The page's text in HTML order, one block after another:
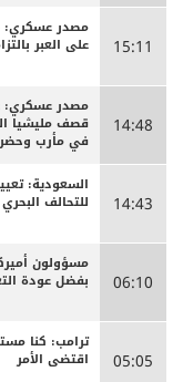
15:11
مصدر عسكري:
على العبر
14:48 قصف مليشيا
في مأرب
14:43
السعودية:
للتحالف
06:10
مسؤولون
بفضل عودة
05:05
ترامب: كنا
اقتضى الأمر